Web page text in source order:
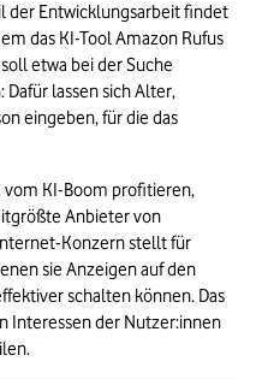
der Entwicklungsarbeit findet
das KI-Tool Amazon Rufus
etwa bei der Suche
lassen sich Alter,
eingeben, für die das
vom KI-Boom profitieren,
Anbieter von
Konzern stellt für
sie Anzeigen auf den
schalten können. Das
Interessen der Nutzer:innen